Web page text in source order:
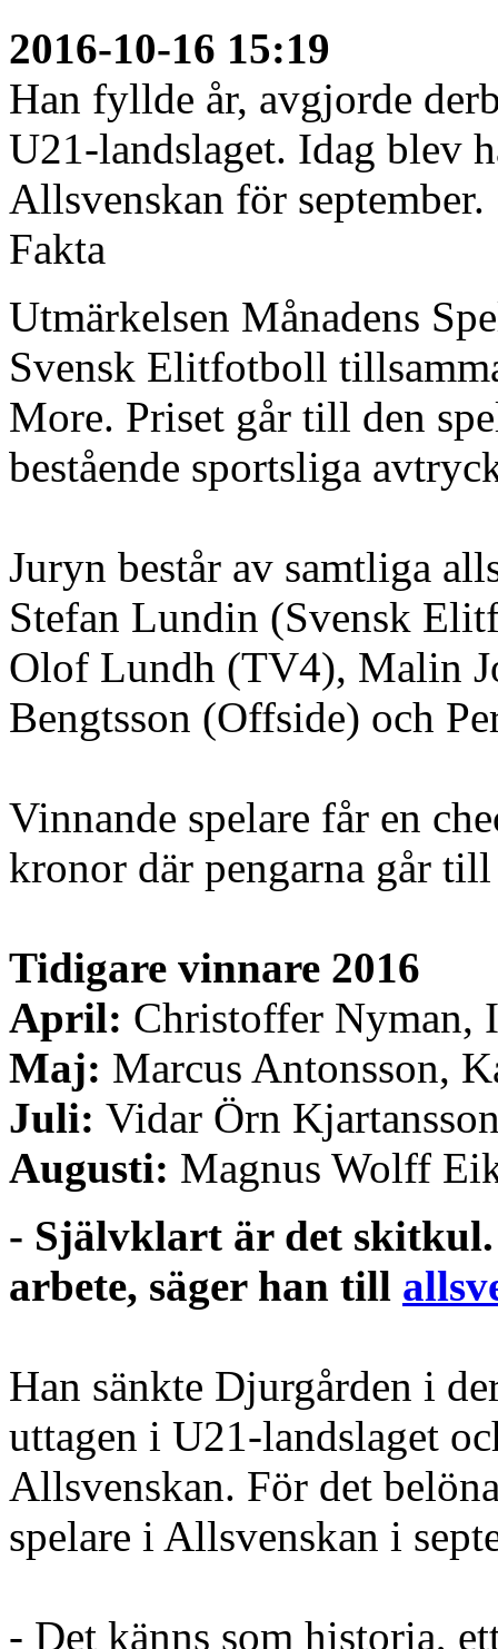
2016-10-16 15:19
Han fyllde år, avgjorde
U21-landslaget. Idag blev
Allsvenskan för september.
Fakta
Utmärkelsen Månadens
Svensk Elitfotboll
More. Priset går till den
bestående sportsliga
Juryn består av samtliga
Stefan Lundin (Svensk
Olof Lundh (TV4), Malin
Bengtsson (Offside) och
Vinnande spelare får en
kronor där pengarna går
Tidigare vinnare 2016
April: Christoffer Nyman,
Maj: Marcus Antonsson,
Juli: Vidar Örn
Augusti: Magnus Wolff
- Självklart är det
arbete, säger han till
Han sänkte Djurgården i
uttagen i U21-landslaget
Allsvenskan. För det
spelare i Allsvenskan i
- Det känns som historia,